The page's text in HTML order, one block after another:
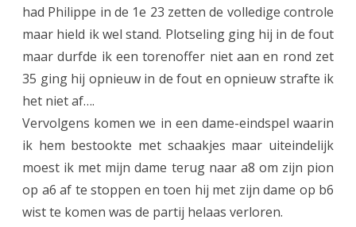
s
had Philippe in de 1e 23 zetten de volledige controle
maar hield ik wel stand. Plotseling ging hij in de fout
maar durfde ik een torenoffer niet aan en rond zet
35 ging hij opnieuw in de fout en opnieuw strafte ik
het niet af….
Vervolgens komen we in een dame-eindspel waarin
ik hem bestookte met schaakjes maar uiteindelijk
moest ik met mijn dame terug naar a8 om zijn pion
op a6 af te stoppen en toen hij met zijn dame op b6
wist te komen was de partij helaas verloren.